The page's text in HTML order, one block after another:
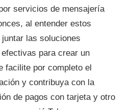
servicios de mensajería
al entender estos
las soluciones
para crear un
facilite por completo el
y contribuya con la
de pagos con tarjeta y otro